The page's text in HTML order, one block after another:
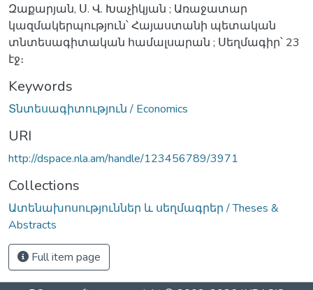
Զաքարյան, Ս. Վ. Խաչիկյան ; Առաջատար
կազմակերպություն՝ Հայաստանի պետական
տնտեսագիտական համալսարան ; Սեղմագիր՝ 23
էջ։
Keywords
Տնտեսագիտություն / Economics
URI
http://dspace.nla.am/handle/123456789/3971
Collections
Ատենախոսություններ և սեղմագրեր / Theses &
Abstracts
Full item page